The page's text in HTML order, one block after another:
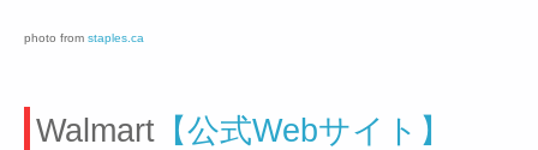
photo from staples.ca
Walmart 【公式Webサイト】